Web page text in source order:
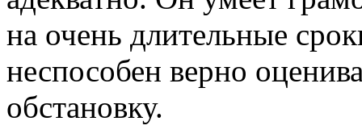
на очень длительные
неспособен верно
обстановку.